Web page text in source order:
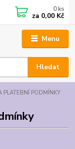
Menu
Hledat
0 ks
za 0,00 Kč
PLATEBNÍ PODMÍNKY